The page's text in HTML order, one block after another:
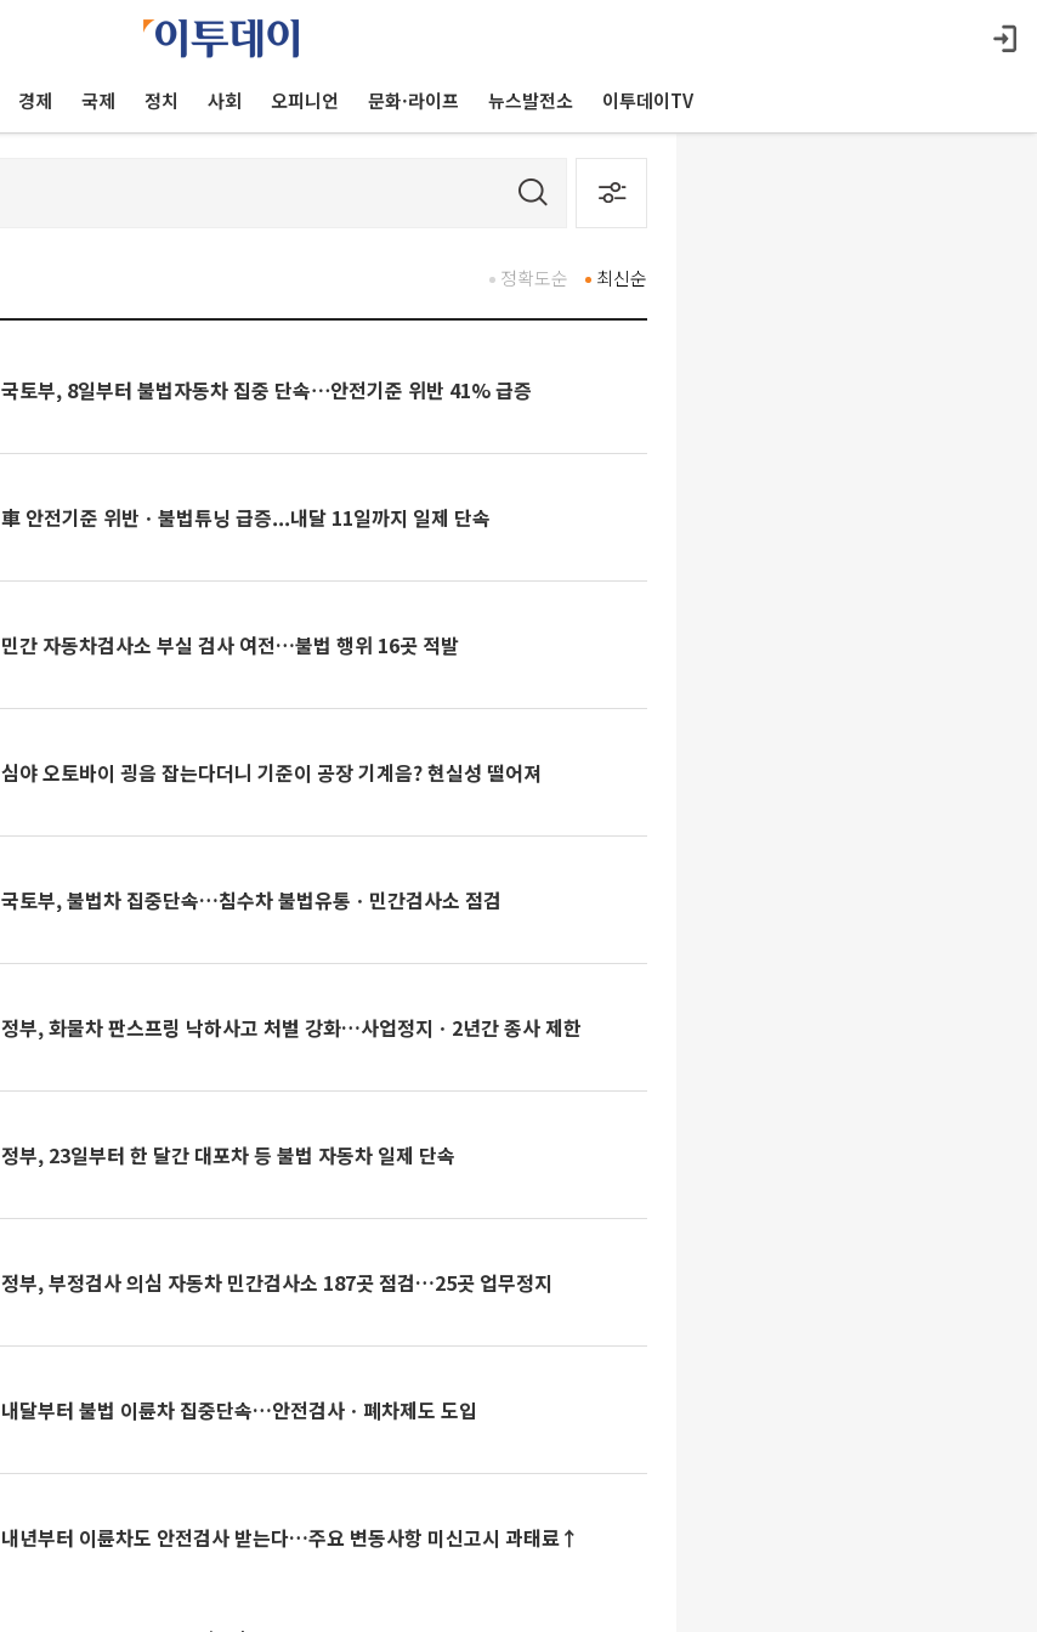
경제 국제 정치 사회 오피니언 문화·라이프 뉴스발전소 이투데이TV
최신순
정확도순
국토부, 8일부터 불법자동차 집중 단속⋯안전기준 위반 41% 급증
車 안전기준 위반ㆍ불법튜닝 급증...내달 11일까지 일제 단속
민간 자동차검사소 부실 검사 여전…불법 행위 16곳 적발
심야 오토바이 굉음 잡는다더니 기준이 공장 기계음? 현실성 떨어져
국토부, 불법차 집중단속…침수차 불법유통ㆍ민간검사소 점검
정부, 화물차 판스프링 낙하사고 처벌 강화…사업정지ㆍ2년간 종사 제한
정부, 23일부터 한 달간 대포차 등 불법 자동차 일제 단속
정부, 부정검사 의심 자동차 민간검사소 187곳 점검…25곳 업무정지
내달부터 불법 이륜차 집중단속…안전검사ㆍ폐차제도 도입
내년부터 이륜차도 안전검사 받는다…주요 변동사항 미신고시 과태료↑